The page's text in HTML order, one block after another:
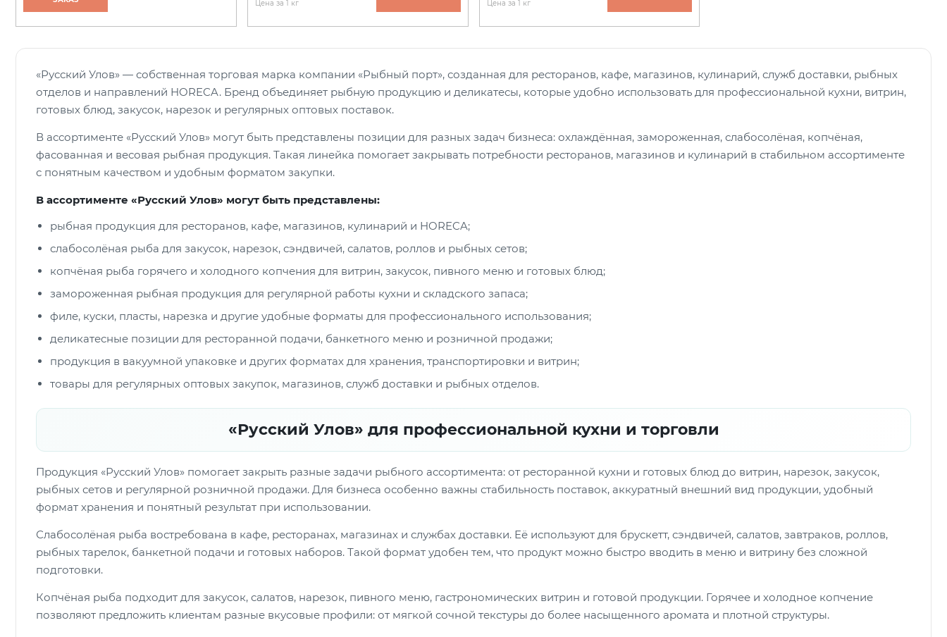
Цена за 1 кг Цена за 1 кг
«Русский Улов» — собственная торговая марка компании «Рыбный порт», созданная для ресторанов, кафе, магазинов, кулинарий, служб доставки, рыбных
отделов и направлений HORECA. Бренд объединяет рыбную продукцию и деликатесы, которые удобно использовать для профессиональной кухни, витрин,
готовых блюд, закусок, нарезок и регулярных оптовых поставок.
В ассортименте «Русский Улов» могут быть представлены позиции для разных задач бизнеса: охлаждённая, замороженная, слабосолёная, копчёная,
фасованная и весовая рыбная продукция. Такая линейка помогает закрывать потребности ресторанов, магазинов и кулинарий в стабильном ассортименте
с понятным качеством и удобным форматом закупки.
В ассортименте «Русский Улов» могут быть представлены:
рыбная продукция для ресторанов, кафе, магазинов, кулинарий и HORECA;
слабосолёная рыба для закусок, нарезок, сэндвичей, салатов, роллов и рыбных сетов;
копчёная рыба горячего и холодного копчения для витрин, закусок, пивного меню и готовых блюд;
замороженная рыбная продукция для регулярной работы кухни и складского запаса;
филе, куски, пласты, нарезка и другие удобные форматы для профессионального использования;
деликатесные позиции для ресторанной подачи, банкетного меню и розничной продажи;
продукция в вакуумной упаковке и других форматах для хранения, транспортировки и витрин;
товары для регулярных оптовых закупок, магазинов, служб доставки и рыбных отделов.
«Русский Улов» для профессиональной кухни и торговли
Продукция «Русский Улов» помогает закрыть разные задачи рыбного ассортимента: от ресторанной кухни и готовых блюд до витрин, нарезок, закусок,
рыбных сетов и регулярной розничной продажи. Для бизнеса особенно важны стабильность поставок, аккуратный внешний вид продукции, удобный
формат хранения и понятный результат при использовании.
Слабосолёная рыба востребована в кафе, ресторанах, магазинах и службах доставки. Её используют для брускетт, сэндвичей, салатов, завтраков, роллов,
рыбных тарелок, банкетной подачи и готовых наборов. Такой формат удобен тем, что продукт можно быстро вводить в меню и витрину без сложной
подготовки.
Копчёная рыба подходит для закусок, салатов, нарезок, пивного меню, гастрономических витрин и готовой продукции. Горячее и холодное копчение
позволяют предложить клиентам разные вкусовые профили: от мягкой сочной текстуры до более насыщенного аромата и плотной структуры.